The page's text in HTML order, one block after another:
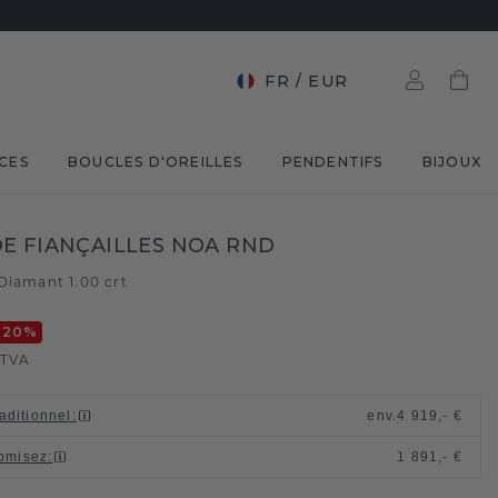
FR / EUR
BOUCLES D'OREILLES PENDENTIFS BIJOUX
FIANÇAILLES NOA RND
Diamant 1.00 crt
%
: env.4 919,- €
: 1 891,- €